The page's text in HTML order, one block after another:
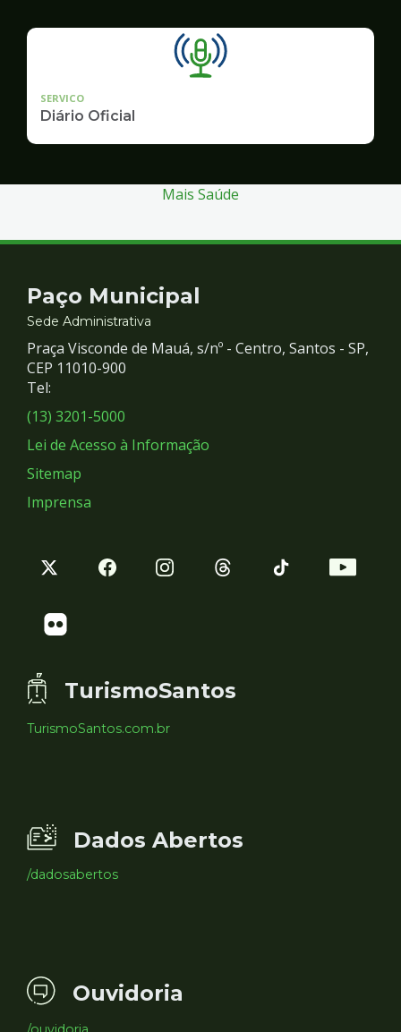
SERVICO
Diário Oficial
Mais Saúde
Contato
e
Redes
Sociais
Paço Municipal
Sede Administrativa
Praça Visconde de Mauá, s/nº - Centro, Santos - SP,
CEP 11010-900
Tel:
(13) 3201-5000
Lei de Acesso à Informação
Sitemap
Imprensa
TurismoSantos
TurismoSantos.com.br
Dados Abertos
/dadosabertos
Ouvidoria